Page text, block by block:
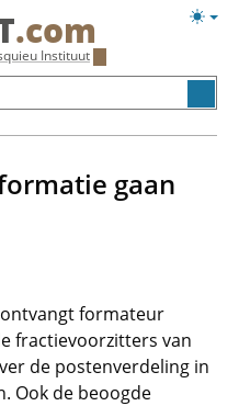
.com
Instituut
gaan
ontvangt formateur
fractievoorzitters van
de postenverdeling in
Ook de beoogde